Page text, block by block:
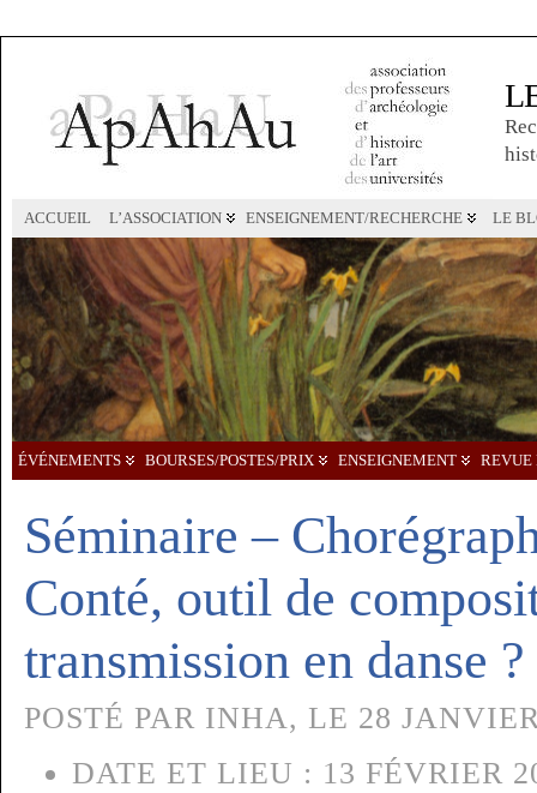
ACCUEIL L’ASSOCIATION ENSEIGNEMENT/RECHERCHE LE
ÉVÉNEMENTS BOURSES/POSTES/PRIX ENSEIGNEMENT REVUE
Séminaire –
Conté, outil de
transmission en danse
POSTÉ PAR INHA, LE 28
DATE ET LIEU : 13 FÉVRIER